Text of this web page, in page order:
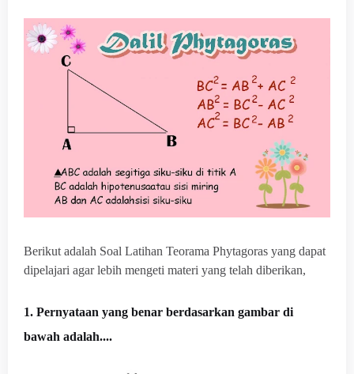
Berikut adalah Soal Latihan Teorama Phytagoras yang dapat
dipelajari agar lebih mengeti materi yang telah diberikan,
1. Pernyataan yang benar berdasarkan gambar di
bawah adalah....